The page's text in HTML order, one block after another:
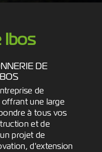
Ibos
DE
de
une large
à tous vos
et de
projet de
d'extension